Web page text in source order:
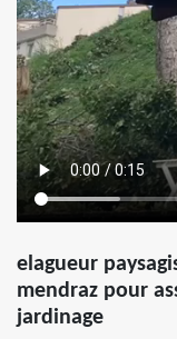
elagueur
mendraz pour
jardinage